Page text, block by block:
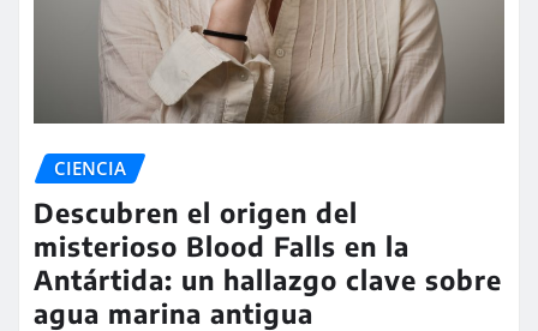
CIENCIA
Descubren el origen del
misterioso Blood Falls en la
Antártida: un hallazgo clave sobre
agua marina antigua